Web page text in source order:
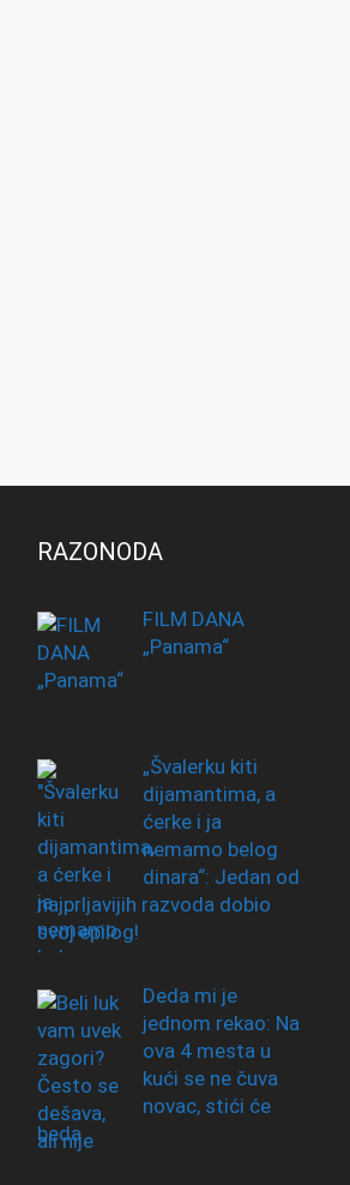
RAZONODA
FILM DANA
„Panama“
„Švalerku kiti
dijamantima, a
ćerke i ja
nemamo belog
dinara“: Jedan od
najprljavijih razvoda dobio
svoj epilog!
Deda mi je
jednom rekao: Na
ova 4 mesta u
kući se ne čuva
novac, stići će
beda